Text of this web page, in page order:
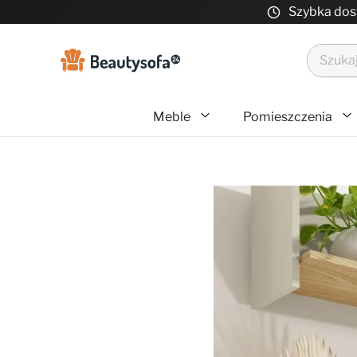
Szybka
Meble Pomieszczenia